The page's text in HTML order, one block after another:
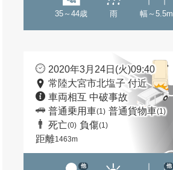
35～44歳 雨 幅～5.5m
2020年3月24日(火)09:40
常陸大宮市北塩子 付近
車両相互 中破事故
普通乗用車(1) 普通貨物車(1)
死亡(0) 負傷(1)
距離1463m
他 他